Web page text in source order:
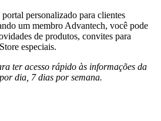
personalizado para clientes
um membro Advantech, você pode
de produtos, convites para
especiais.
ter acesso rápido às informações da
dia, 7 dias por semana.